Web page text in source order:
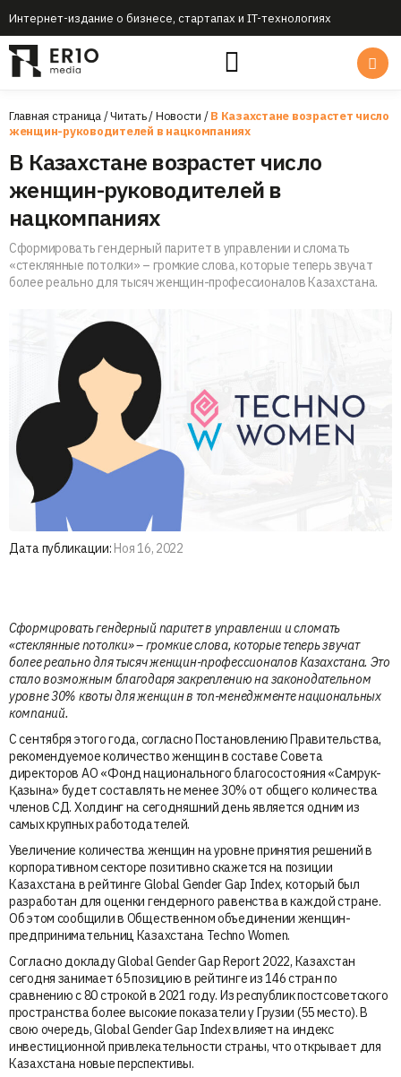
Интернет-издание о бизнесе, стартапах и IT-технологиях
Главная страница/Читать/Новости /В Казахстане возрастет число
женщин-руководителей в нацкомпаниях
В Казахстане возрастет число
женщин-руководителей в
нацкомпаниях
Сформировать гендерный паритет в управлении и сломать
«стеклянные потолки» – громкие слова, которые теперь звучат
более реально для тысяч женщин-профессионалов Казахстана.
Дата публикации: Ноя 16, 2022
Сформировать гендерный паритет в управлении и сломать
«стеклянные потолки» – громкие слова, которые теперь звучат
более реально для тысяч женщин-профессионалов Казахстана. Это
стало возможным благодаря закреплению на законодательном
уровне 30% квоты для женщин в топ-менеджменте национальных
компаний.
С сентября этого года, согласно Постановлению Правительства,
рекомендуемое количество женщин в составе Совета
директоров АО «Фонд национального благосостояния «Самрук-
Қазына» будет составлять не менее 30% от общего количества
членов СД. Холдинг на сегодняшний день является одним из
самых крупных работодателей.
Увеличение количества женщин на уровне принятия решений в
корпоративном секторе позитивно скажется на позиции
Казахстана в рейтинге Global Gender Gap Index, который был
разработан для оценки гендерного равенства в каждой стране.
Об этом сообщили в Общественном объединении женщин-
предпринимательниц Казахстана Techno Women.
Согласно докладу Global Gender Gap Report 2022, Казахстан
сегодня занимает 65 позицию в рейтинге из 146 стран по
сравнению с 80 строкой в 2021 году. Из республик постсоветского
пространства более высокие показатели у Грузии (55 место). В
свою очередь, Global Gender Gap Index влияет на индекс
инвестиционной привлекательности страны, что открывает для
Казахстана новые перспективы.